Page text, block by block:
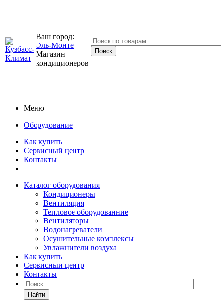
Ваш город:
Эль-Монте
Магазин
кондиционеров
Меню
Оборудование
Как купить
Сервисный центр
Контакты
Каталог оборудования
Кондиционеры
Вентиляция
Тепловое оборудованние
Вентиляторы
Водонагреватели
Осушительные комплексы
Увлажнители воздуха
Как купить
Сервисный центр
Контакты
Найти